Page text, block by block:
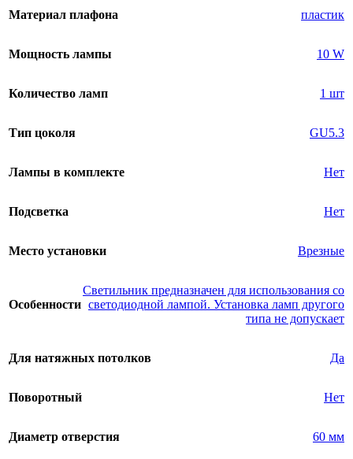
Материал плафона пластик
Мощность лампы 10 W
Количество ламп 1 шт
Тип цоколя GU5.3
Лампы в комплекте Нет
Подсветка Нет
Место установки Врезные
Особенности
Светильник предназначен для использования со
светодиодной лампой. Установка ламп другого
типа не допускает
Для натяжных потолков Да
Поворотный Нет
Диаметр отверстия 60 мм